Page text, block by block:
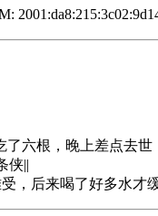
了六根，晚上差点去
侠||
，后来喝了好多水才